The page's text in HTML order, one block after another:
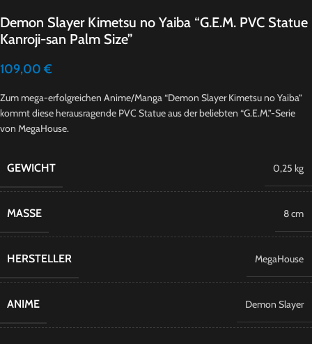
Demon Slayer Kimetsu no Yaiba “G.E.M. PVC Statue
Kanroji-san Palm Size”
109,00 €
Zum mega-erfolgreichen Anime/Manga “Demon Slayer Kimetsu no Yaiba”
kommt diese herausragende PVC Statue aus der beliebten “G.E.M.”-Serie
von MegaHouse.
GEWICHT 0,25 kg
MASSE 8 cm
HERSTELLER MegaHouse
ANIME Demon Slayer